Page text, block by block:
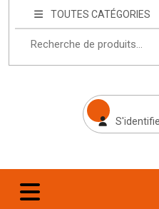
TOUTES CATÉGORIES